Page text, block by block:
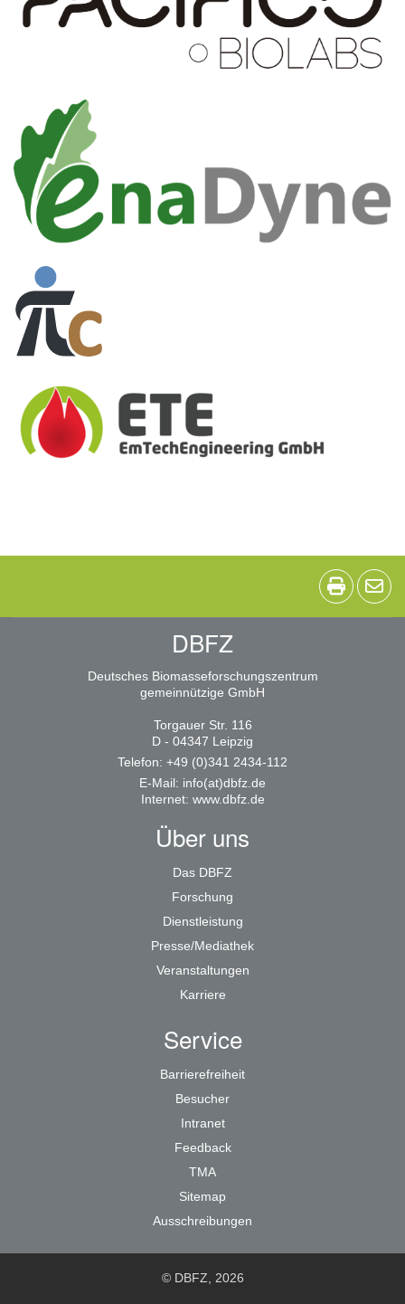
DBFZ
Deutsches Biomasseforschungszentrum
gemeinnützige GmbH
Torgauer Str. 116
D - 04347 Leipzig
Telefon: +49 (0)341 2434-112
E-Mail: info(at)dbfz.de
Internet: www.dbfz.de
Über uns
Das DBFZ
Forschung
Dienstleistung
Presse/Mediathek
Veranstaltungen
Karriere
Service
Barrierefreiheit
Besucher
Intranet
Feedback
TMA
Sitemap
Ausschreibungen
© DBFZ, 2026